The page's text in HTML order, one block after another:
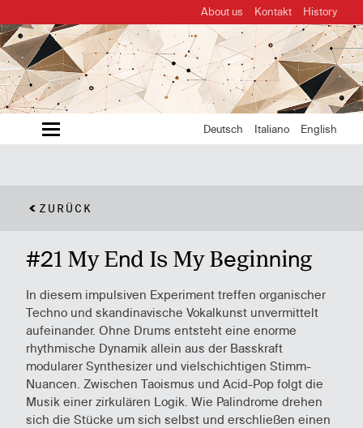
About us Kontakt History
Deutsch Italiano English
ZURÜCK
#21 My End Is My Beginning
In diesem impulsiven Experiment treffen organischer
Techno und skandinavische Vokalkunst unvermittelt
aufeinander. Ohne Drums entsteht eine enorme
rhythmische Dynamik allein aus der Basskraft
modularer Synthesizer und vielschichtigen Stimm-
Nuancen. Zwischen Taoismus und Acid-Pop folgt die
Musik einer zirkulären Logik. Wie Palindrome drehen
sich die Stücke um sich selbst und erschließen einen